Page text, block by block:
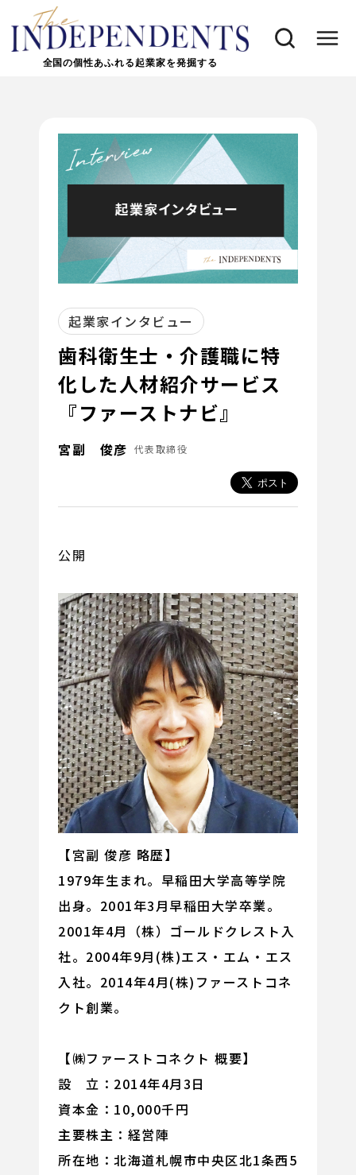
全国の個性あふれる起業家を発掘する
起業家インタビュー
歯科衛生士・介護職に特
化した人材紹介サービス
『ファーストナビ』
宮副 俊彦 代表取締役
公開
【宮副 俊彦 略歴】
1979年生まれ。早稲田大学高等学院
出身。2001年3月早稲田大学卒業。
2001年4月（株）ゴールドクレスト入
社。2004年9月(株)エス・エム・エス
入社。2014年4月(株)ファーストコネ
クト創業。
【㈱ファーストコネクト 概要】
設 立：2014年4月3日
資本金：10,000千円
主要株主：経営陣
所在地：北海道札幌市中央区北1条西5